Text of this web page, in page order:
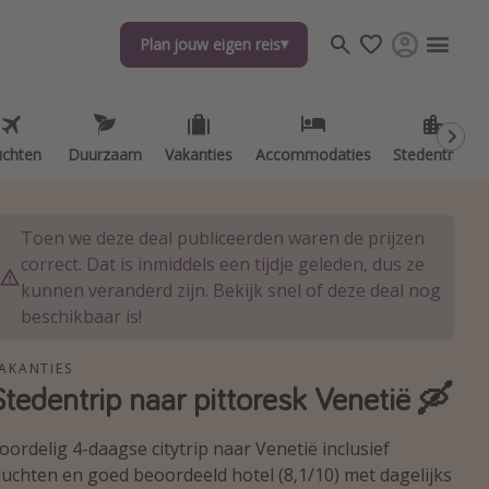
Plan jouw eigen reis
Duurzaam Vakanties Accommodaties Stedentrips
Plan jouw eigen reis
Duurzaam Vakanties Accommodaties Stedentrips
Toen we deze deal publiceerden waren de prijzen
correct. Dat is inmiddels een tijdje geleden, dus ze
kunnen veranderd zijn. Bekijk snel of deze deal nog
beschikbaar is!
naar pittoresk Venetië 🛶
4-daagse citytrip naar Venetië inclusief
en goed beoordeeld hotel (8,1/10) met dagelijks